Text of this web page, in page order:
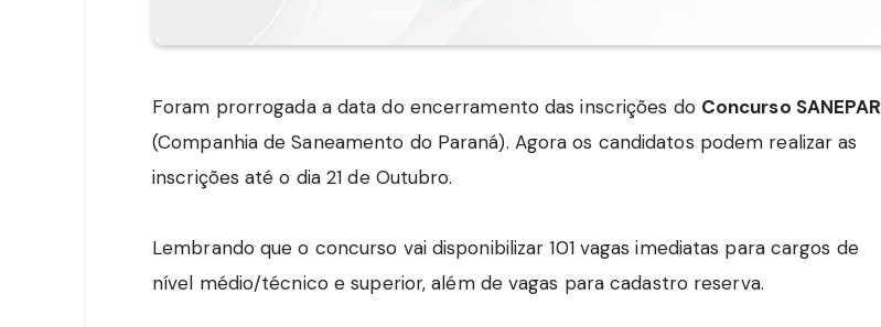
Foram prorrogada a data do encerramento das inscrições do Concurso SANEPAR
(Companhia de Saneamento do Paraná). Agora os candidatos podem realizar as
inscrições até o dia 21 de Outubro.
Lembrando que o concurso vai disponibilizar 101 vagas imediatas para cargos de
nível médio/técnico e superior, além de vagas para cadastro reserva.